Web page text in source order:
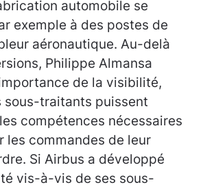
automobile se
exemple à des postes de
aéronautique. Au-delà
Philippe Almansa
de la visibilité,
sous-traitants puissent
compétences nécessaires
les commandes de leur
Si Airbus a développé
vis-à-vis de ses sous-